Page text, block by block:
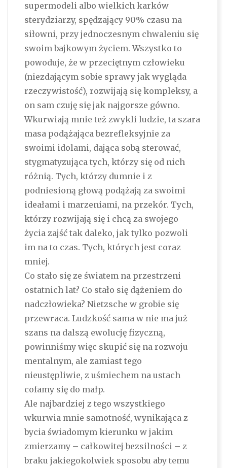
supermodeli albo wielkich karków
sterydziarzy, spędzający 90% czasu na
siłowni, przy jednoczesnym chwaleniu się
swoim bajkowym życiem. Wszystko to
powoduje, że w przeciętnym człowieku
(niezdającym sobie sprawy jak wygląda
rzeczywistość), rozwijają się kompleksy, a
on sam czuję się jak najgorsze gówno.
Wkurwiają mnie też zwykli ludzie, ta szara
masa podążająca bezrefleksyjnie za
swoimi idolami, dająca sobą sterować,
stygmatyzująca tych, którzy się od nich
różnią. Tych, którzy dumnie i z
podniesioną głową podążają za swoimi
ideałami i marzeniami, na przekór. Tych,
którzy rozwijają się i chcą za swojego
życia zajść tak daleko, jak tylko pozwoli
im na to czas. Tych, których jest coraz
mniej.
Co stało się ze światem na przestrzeni
ostatnich lat? Co stało się dążeniem do
nadczłowieka? Nietzsche w grobie się
przewraca. Ludzkość sama w nie ma już
szans na dalszą ewolucję fizyczną,
powinniśmy więc skupić się na rozwoju
mentalnym, ale zamiast tego
nieustępliwie, z uśmiechem na ustach
cofamy się do małp.
Ale najbardziej z tego wszystkiego
wkurwia mnie samotność, wynikająca z
bycia świadomym kierunku w jakim
zmierzamy – całkowitej bezsilności – z
braku jakiegokolwiek sposobu aby temu